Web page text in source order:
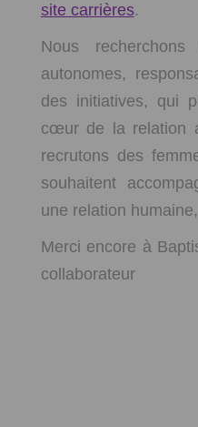
site carrières.
Nous
autonomes,
des initiatives, qui
cœur de la relation
recrutons des
souhaitent
une relation
Merci encore à
collaborateur